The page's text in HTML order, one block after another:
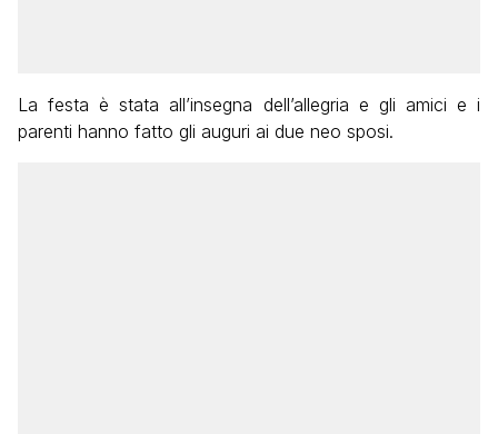
La festa è stata all’insegna dell’allegria e gli amici e i
parenti hanno fatto gli auguri ai due neo sposi.